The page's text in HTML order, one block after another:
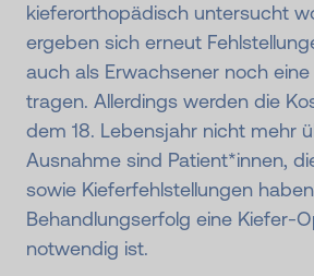
kieferorthopädisch untersucht
ergeben sich erneut
auch als Erwachsener noch
tragen. Allerdings werden die
dem 18. Lebensjahr nicht mehr
Ausnahme sind Patient*innen,
sowie Kieferfehlstellungen
Behandlungserfolg eine Kiefer-
notwendig ist.